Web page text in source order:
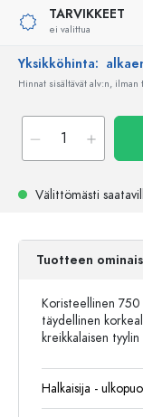
TARVIKKEET
ei valittua
Yksikköhinta:
Hinnat sisältävät alv:n, ilman
Välittömästi
Tuotteen
Koristeellinen
täydellinen
kreikkalaisen
Halkaisija -